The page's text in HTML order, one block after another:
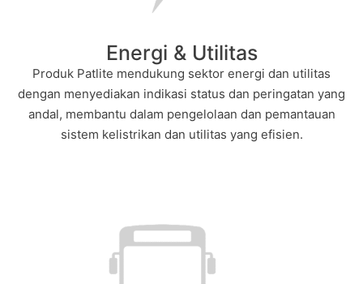
Energi & Utilitas
Produk Patlite mendukung sektor energi dan utilitas
dengan menyediakan indikasi status dan peringatan yang
andal, membantu dalam pengelolaan dan pemantauan
sistem kelistrikan dan utilitas yang efisien.